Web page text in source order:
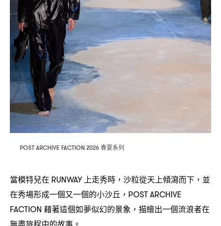
POST ARCHIVE FACTION 2026春夏系列
當模特兒在 RUNWAY上走秀時 ， 沙粒從天上傾瀉而下 ， 並
在秀場形成一個又一個的小沙丘 ，POST ARCHIVE
FACTION 藉著這個如夢似幻的景象 ， 描繪出一個流浪者在
無盡旅程中的故事。